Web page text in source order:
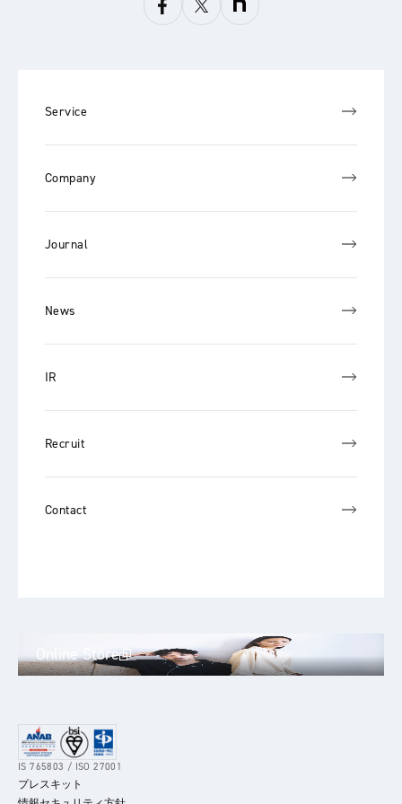
Service
Company
Journal
News
IR
Recruit
Contact
Online Store
IS 765803 / ISO 27001
プレスキット